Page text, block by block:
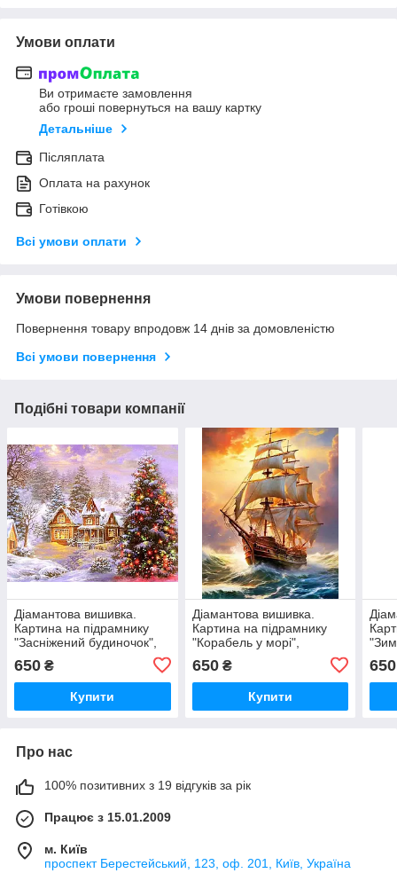
Умови оплати
Ви отримаєте замовлення
або гроші повернуться на вашу картку
Детальніше
Післяплата
Оплата на рахунок
Готівкою
Всі умови оплати
Умови повернення
Повернення товару впродовж 14 днів за домовленістю
Всі умови повернення
Подібні товари компанії
Діамантова вишивка.
Картина на підрамнику
"Засніжений будиночок",
650 ₴
Купити
Діамантова вишивка.
Картина на підрамнику
"Корабель у морі",
650₴
Купити
650
Про нас
100% позитивних з 19 відгуків за рік
Працює з 15.01.2009
м. Київ
проспект Берестейський, 123, оф. 201, Київ, Україна